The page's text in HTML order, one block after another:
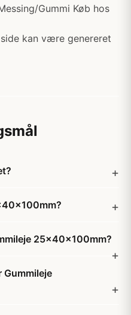
Gummi Køb hos
kan være genereret
25x40x100mm?
Gummileje